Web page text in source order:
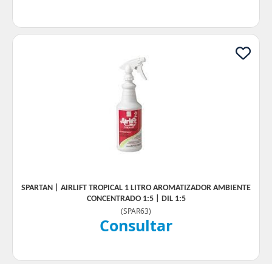
SPARTAN | AIRLIFT TROPICAL 1 LITRO AROMATIZADOR AMBIENTE
CONCENTRADO 1:5 | DIL 1:5
(SPAR63)
Consultar